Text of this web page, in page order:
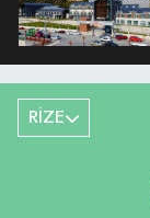
RİZE